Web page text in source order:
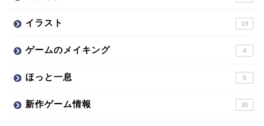
イラスト 19
ゲームのメイキング 4
ほっと一息 8
新作ゲーム情報 30